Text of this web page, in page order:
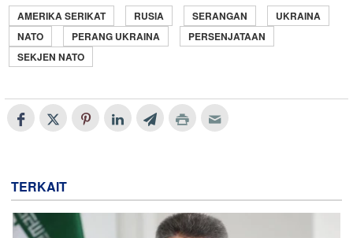
AMERIKA SERIKAT RUSIA SERANGAN
UKRAINA
NATO
PERANG UKRAINA
PERSENJATAAN
SEKJEN NATO
TERKAIT